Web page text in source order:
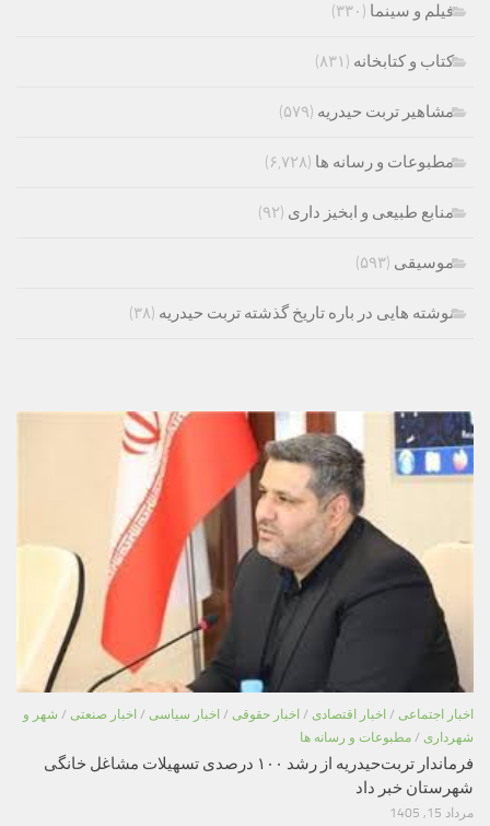
فیلم و سینما (۳۳۰)
کتاب و کتابخانه (۸۳۱)
مشاهیر تربت حیدریه (۵۷۹)
مطبوعات و رسانه ها (۶,۷۲۸)
منابع طبیعی و ابخیز داری (۹۲)
موسیقی (۵۹۳)
نوشته هایی در باره تاریخ گذشته تربت حیدریه (۳۸)
اخبار اجتماعی / اخبار اقتصادی / اخبار حقوقی / اخبار سیاسی / اخبار صنعتی / شهر و
شهرداری / مطبوعات و رسانه ها
فرماندار تربت‌حیدریه از رشد ۱۰۰ درصدی تسهیلات مشاغل خانگی
شهرستان خبر داد
مرداد 15, 1405